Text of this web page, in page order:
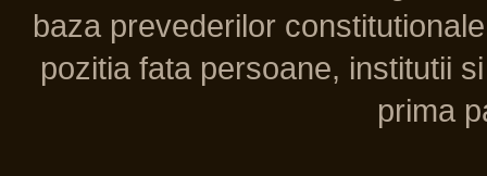
baza prevederilor
pozitia fata persoane, institutii
prima